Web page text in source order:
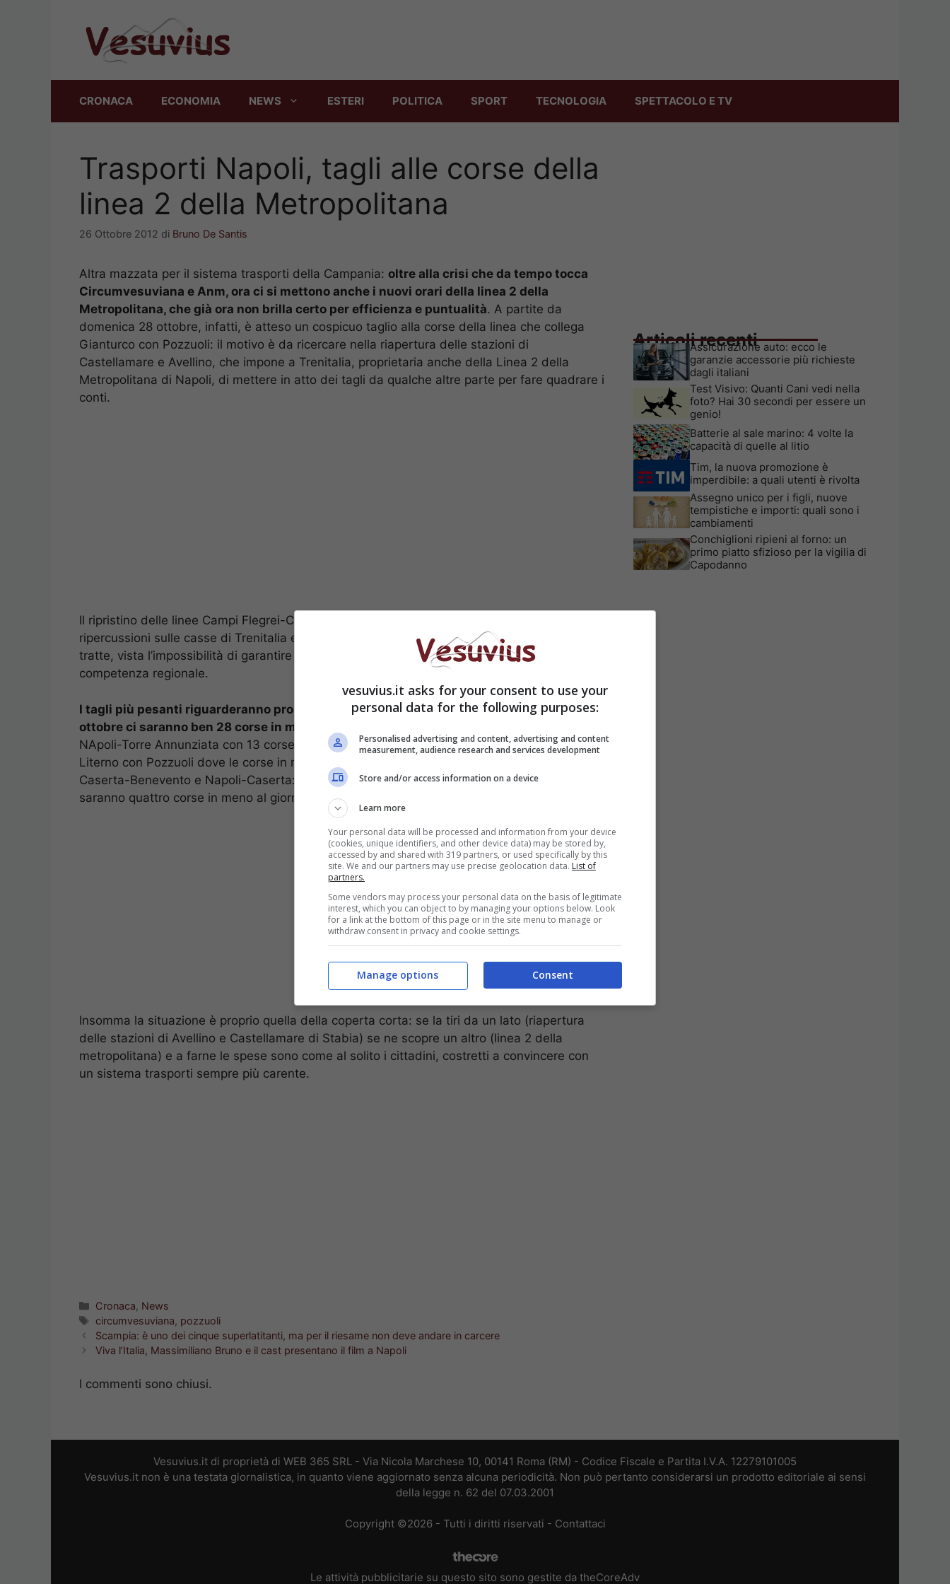
CRONACA ECONOMIA NEWS ESTERI POLITICA SPORT TECNOLOGIA SPETTACOLO E TV
Trasporti Napoli, tagli alle corse della
linea 2 della Metropolitana
26 Ottobre 2012 di Bruno De Santis
Altra mazzata per il sistema trasporti della Campania: oltre alla crisi che da tempo tocca
Circumvesuviana e Anm, ora ci si mettono anche i nuovi orari della linea 2 della
Metropolitana, che già ora non brilla certo per efficienza e puntualità. A partite da
domenica 28 ottobre, infatti, è atteso un cospicuo taglio alla corse della linea che collega
Gianturco con Pozzuoli: il motivo è da ricercare nella riapertura delle stazioni di
Castellamare e Avellino, che impone a Trenitalia, proprietaria anche della Linea 2 della
Metropolitana di Napoli, di mettere in atto dei tagli da qualche altre parte per fare quadrare i
conti.
Il ripristino delle linee Campi Flegrei-Castellamare e Avellino-Benevento non dovrà avere
ripercussioni sulle casse di Trenitalia ed ecco quindi la diminuzione delle corse su altre
tratte, vista l’impossibilità di garantire un servizio normalizzato in tutte le stazioni di
competenza regionale.
I tagli più pesanti riguarderanno proprio la linea 2 della Metropolitana: da domenica 28
ottobre ci saranno ben 28 corse in meno, ma non è tutto
NApoli-Torre Annunziata con 13 corse giornaliere in meno e su quella che collega Villa
Literno con Pozzuoli dove le corse in meno saranno 18. Diminuiranno anche le tratte
Caserta-Benevento e Napoli-Caserta: per entrambi i percorsi a partire da domenica ci
saranno quattro corse in meno al giorno.
Insomma la situazione è proprio quella della coperta corta: se la tiri da un lato (riapertura
delle stazioni di Avellino e Castellamare di Stabia) se ne scopre un altro (linea 2 della
metropolitana) e a farne le spese sono come al solito i cittadini, costretti a convincere con
un sistema trasporti sempre più carente.
Categorie
Cronaca, News
Tag
circumvesuviana, pozzuoli
Scampia: è uno dei cinque superlatitanti, ma per il riesame non deve andare in carcere
Viva l’Italia, Massimiliano Bruno e il cast presentano il film a Napoli
I commenti sono chiusi.
Articoli recenti
Assicurazione auto: ecco le
garanzie accessorie più richieste
dagli italiani
Test Visivo: Quanti Cani vedi nella
foto? Hai 30 secondi per essere un
genio!
Batterie al sale marino: 4 volte la
capacità di quelle al litio
Tim, la nuova promozione è
imperdibile: a quali utenti è rivolta
Assegno unico per i figli, nuove
tempistiche e importi: quali sono i
cambiamenti
Conchiglioni ripieni al forno: un
primo piatto sfizioso per la vigilia di
Capodanno
Vesuvius.it di proprietà di WEB 365 SRL - Via Nicola Marchese 10, 00141 Roma (RM) - Codice Fiscale e Partita I.V.A. 12279101005
Vesuvius.it non è una testata giornalistica, in quanto viene aggiornato senza alcuna periodicità. Non può pertanto considerarsi un prodotto editoriale ai sensi
della legge n. 62 del 07.03.2001
Copyright ©2026 - Tutti i diritti riservati - Contattaci
Le attività pubblicitarie su questo sito sono gestite da theCoreAdv
vesuvius.it asks for your consent to use your
personal data for the following purposes:
Personalised advertising and content, advertising and content
measurement, audience research and services development
Store and/or access information on a device
Learn more
Your personal data will be processed and information from your device
(cookies, unique identifiers, and other device data) may be stored by,
accessed by and shared with 319 partners, or used specifically by this
site. We and our partners may use precise geolocation data. List of
partners.
Some vendors may process your personal data on the basis of legitimate
interest, which you can object to by managing your options below. Look
for a link at the bottom of this page or in the site menu to manage or
withdraw consent in privacy and cookie settings.
Consent
Manage options